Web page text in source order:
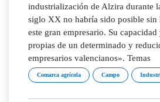
industrialización de Alzira durante
siglo XX no habría sido posible sin
este gran empresario. Su capacidad
propias de un determinado y
empresarios valencianos». Temas
Comarca agrícola Campo